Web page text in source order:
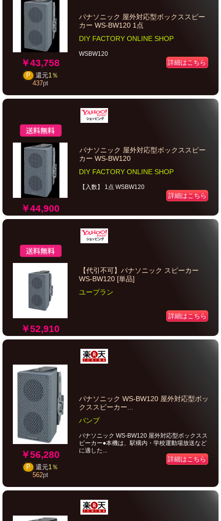
￥43,758
P 還元1％
437pt
パナソニック 屋外対応型ボックススピー
カー WS-BW120 1点
DIY FACTORY ONLINE SHOP
WSBW120
詳細はこちら
￥44,900
パナソニック 屋外対応型ボックススピー
カー WS-BW120
DIY FACTORY ONLINE SHOP
【入数】 1点 WSBW120
詳細はこちら
￥52,910
【代引不可】パナソニック スピーカー
WS-BW120 [単品]
ユープラン
詳細はこちら
￥56,280
P 還元1％
562pt
パナソニック WS-BW120 屋外対応型ボッ
クススピーカー...
バンブ
パナソニック WS-BW120 屋外対応型ボックスス
ピーカー●本機は、駅構内・学校運動場放送など
に適した...
詳細はこちら